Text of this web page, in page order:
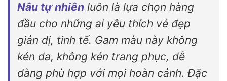
Nâu tự nhiên luôn là lựa chọn hàng
đầu cho những ai yêu thích vẻ đẹp
giản dị, tinh tế. Gam màu này không
kén da, không kén trang phục, dễ
dàng phù hợp với mọi hoàn cảnh. Đặc